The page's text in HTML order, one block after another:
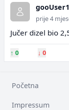
prije 4
Jučer dizel bio
↑ 0 ↓ 0
Početna
Impressum